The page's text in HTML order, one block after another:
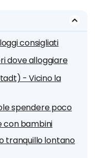
consigliati
dove alloggiare
- Vicino la
spendere poco
con bambini
tranquillo lontano